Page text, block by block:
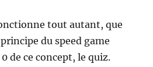
tout autant, que
du speed game
de ce concept, le quiz.